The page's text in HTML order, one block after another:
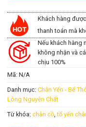
Khách hàng
thanh toán mà
Nếu khách hàng
không nhận và
chịu 100%
Mã: N/A
Danh mục: Chân Yến - Bể
Lông Nguyên Chất
Từ khóa: chân cồ,tổ yến